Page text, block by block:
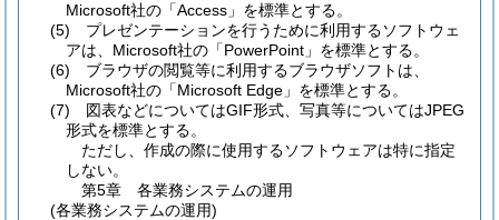
Microsoft社の「Access」を標準とする。
(5)
プレゼンテーションを行うために利用するソフトウェ
アは、Microsoft社の「PowerPoint」を標準とする。
(6)
ブラウザの閲覧等に利用するブラウザソフトは、
Microsoft社の「Microsoft Edge」を標準とする。
(7)
図表などについてはGIF形式、写真等についてはJPEG
形式を標準とする。
ただし、作成の際に使用するソフトウェアは特に指定
しない。
第5章
各業務システムの運用
(各業務システムの運用)